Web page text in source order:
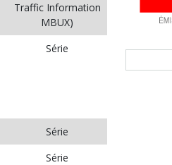
Traffic Information
MBUX)
Série
Série
Série